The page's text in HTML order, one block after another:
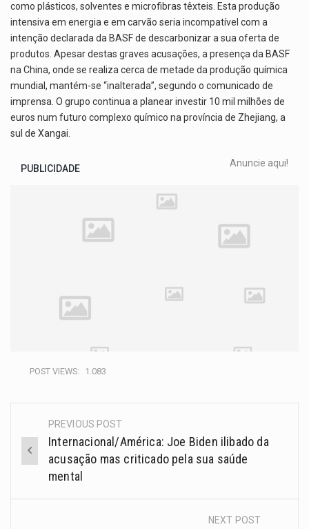
como plásticos, solventes e microfibras têxteis. Esta produção
intensiva em energia e em carvão seria incompatível com a
intenção declarada da BASF de descarbonizar a sua oferta de
produtos. Apesar destas graves acusações, a presença da BASF
na China, onde se realiza cerca de metade da produção química
mundial, mantém-se “inalterada”, segundo o comunicado de
imprensa. O grupo continua a planear investir 10 mil milhões de
euros num futuro complexo químico na província de Zhejiang, a
sul de Xangai.
PUBLICIDADE Anuncie aqui!
POST VIEWS: 1.083
PREVIOUS POST
Internacional/América: Joe Biden ilibado da
acusação mas criticado pela sua saúde
mental
NEXT POST